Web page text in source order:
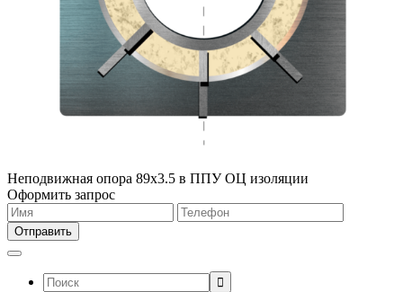
Неподвижная опора 89х3.5 в ППУ ОЦ изоляции
Оформить запрос
Поиск: